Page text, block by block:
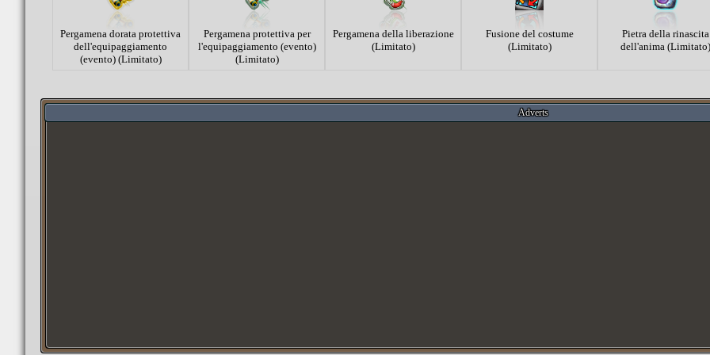
Pergamena dorata protettiva
dell'equipaggiamento
(evento) (Limitato)
Pergamena protettiva per
l'equipaggiamento (evento)
(Limitato)
Pergamena della liberazione
(Limitato)
Fusione del costume
(Limitato)
Pietra della rinascita
dell'anima (Limitato)
Adverts